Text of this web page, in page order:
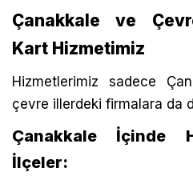
Çanakkale ve
Kart Hizmetimiz
Hizmetlerimiz sadece
çevre illerdeki firmalara da
Çanakkale İçinde
İlçeler: